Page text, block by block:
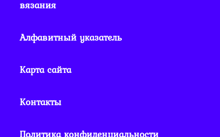
вязания
Алфавитный указатель
Карта сайта
Контакты
Политика конфиденциальности